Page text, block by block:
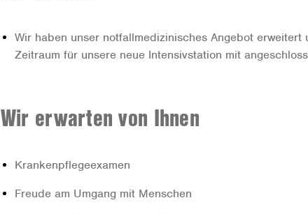
Wir haben unser notfallmedizinisches Angebot
Zeitraum für unsere neue Intensivstation mit
Wir erwarten von Ihnen
Krankenpflegeexamen
Freude am Umgang mit Menschen